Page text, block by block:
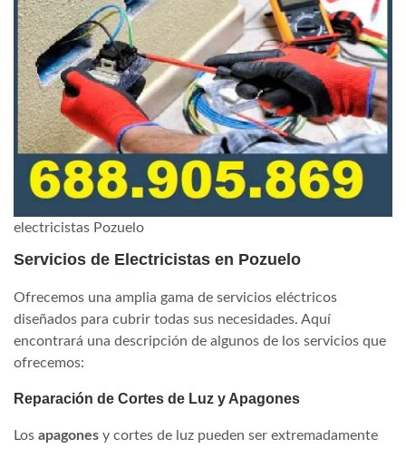
electricistas Pozuelo
Servicios de Electricistas en Pozuelo
Ofrecemos una amplia gama de servicios eléctricos
diseñados para cubrir todas sus necesidades. Aquí
encontrará una descripción de algunos de los servicios que
ofrecemos:
Reparación de Cortes de Luz y Apagones
Los apagones y cortes de luz pueden ser extremadamente